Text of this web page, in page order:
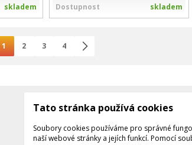
skladem Dostupnost skladem
1 2 3 4
Kontakty
Kontaktujte nás
Tel.: +420 608 141 224
Tato stránka používá cookies
Soubory cookies používáme pro správné
naší webové stránky a jejích funkcí. Pomocí